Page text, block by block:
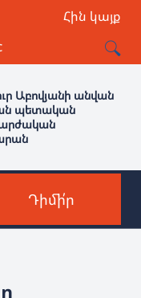
Հին կայք
Աբովյանի անվան
պետական
Դիմի՛ր